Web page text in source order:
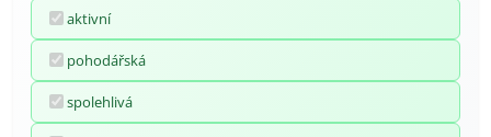
aktivní
pohodářská
spolehlivá